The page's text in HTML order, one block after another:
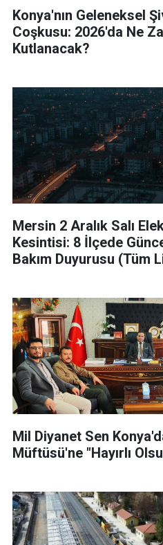
Konya'nın Geleneksel
Coşkusu: 2026'da Ne
Kutlanacak?
Mersin 2 Aralık Salı
Kesintisi: 8 İlçede
Bakım Duyurusu (Tüm
Mil Diyanet Sen
Müftüsü'ne "Hayırlı